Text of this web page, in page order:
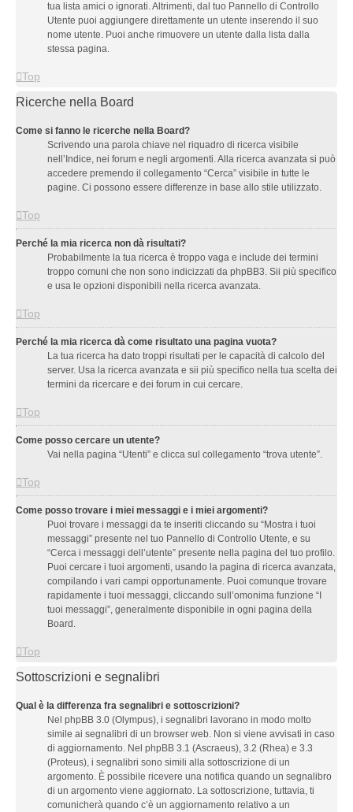
tua lista amici o ignorati. Altrimenti, dal tuo Pannello di Controllo
Utente puoi aggiungere direttamente un utente inserendo il suo
nome utente. Puoi anche rimuovere un utente dalla lista dalla
stessa pagina.
Top
Ricerche nella Board
Come si fanno le ricerche nella Board?
Scrivendo una parola chiave nel riquadro di ricerca visibile
nell’Indice, nei forum e negli argomenti. Alla ricerca avanzata si può
accedere premendo il collegamento “Cerca” visibile in tutte le
pagine. Ci possono essere differenze in base allo stile utilizzato.
Top
Perché la mia ricerca non dà risultati?
Probabilmente la tua ricerca è troppo vaga e include dei termini
troppo comuni che non sono indicizzati da phpBB3. Sii più specifico
e usa le opzioni disponibili nella ricerca avanzata.
Top
Perché la mia ricerca dà come risultato una pagina vuota?
La tua ricerca ha dato troppi risultati per le capacità di calcolo del
server. Usa la ricerca avanzata e sii più specifico nella tua scelta dei
termini da ricercare e dei forum in cui cercare.
Top
Come posso cercare un utente?
Vai nella pagina “Utenti” e clicca sul collegamento “trova utente”.
Top
Come posso trovare i miei messaggi e i miei argomenti?
Puoi trovare i messaggi da te inseriti cliccando su “Mostra i tuoi
messaggi” presente nel tuo Pannello di Controllo Utente, e su
“Cerca i messaggi dell’utente” presente nella pagina del tuo profilo.
Puoi cercare i tuoi argomenti, usando la pagina di ricerca avanzata,
compilando i vari campi opportunamente. Puoi comunque trovare
rapidamente i tuoi messaggi, cliccando sull’omonima funzione “I
tuoi messaggi”, generalmente disponibile in ogni pagina della
Board.
Top
Sottoscrizioni e segnalibri
Qual è la differenza fra segnalibri e sottoscrizioni?
Nel phpBB 3.0 (Olympus), i segnalibri lavorano in modo molto
simile ai segnalibri di un browser web. Non si viene avvisati in caso
di aggiornamento. Nel phpBB 3.1 (Ascraeus), 3.2 (Rhea) e 3.3
(Proteus), i segnalibri sono simili alla sottoscrizione di un
argomento. È possibile ricevere una notifica quando un segnalibro
di un argomento viene aggiornato. La sottoscrizione, tuttavia, ti
comunicherà quando c’è un aggiornamento relativo a un